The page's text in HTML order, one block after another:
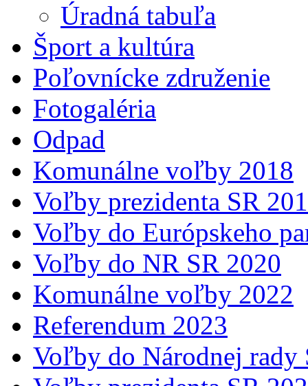
Úradná tabuľa
Šport a kultúra
Poľovnícke združenie
Fotogaléria
Odpad
Komunálne voľby 2018
Voľby prezidenta SR
Voľby do Európskeho
Voľby do NR SR 2020
Komunálne voľby 2022
Referendum 2023
Voľby do Národnej rady